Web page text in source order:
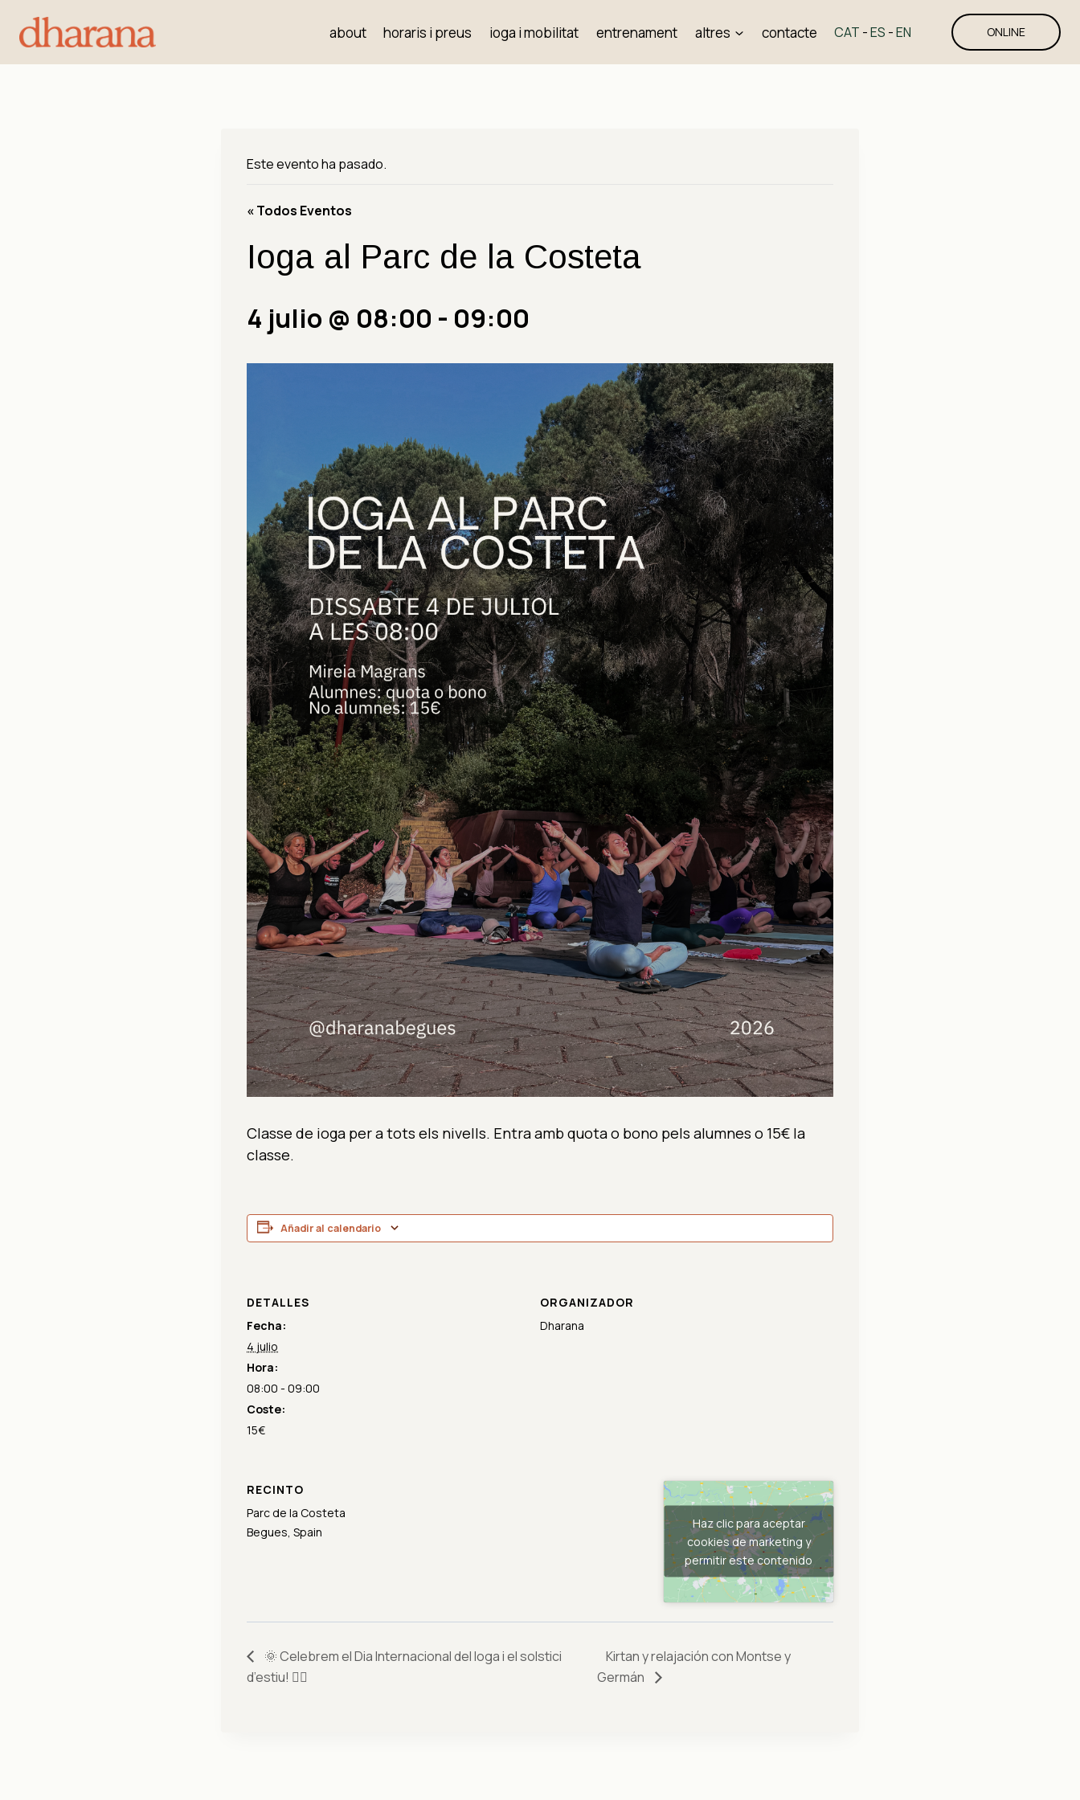
about horaris i preus ioga i mobilitat entrenament altres contacte CAT -ES -EN ONLINE
Este evento ha pasado.
« Todos Eventos
Ioga al Parc de la Costeta
4 julio @ 08:00 - 09:00
Classe de ioga per a tots els nivells. Entra amb quota o bono pels alumnes o 15€ la
classe.
Añadir al calendario
DETALLES
Fecha:
4 julio
Hora:
08:00 - 09:00
Coste:
15€
ORGANIZADOR
Dharana
RECINTO
Parc de la Costeta
Begues Spain
Haz clic para aceptar
cookies de marketing y
permitir este contenido
🌞 Celebrem el Dia Internacional del Ioga i el solstici
d’estiu! 🧘‍♀️
Kirtan y relajación con Montse y
Germán